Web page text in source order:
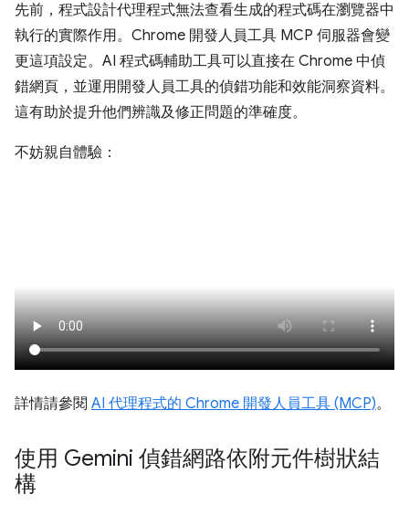
先前，程式設計代理程式無法查看生成的程式碼在瀏覽器中
執行的實際作用。Chrome 開發人員工具 MCP 伺服器會變
更這項設定。AI 程式碼輔助工具可以直接在 Chrome 中偵
錯網頁，並運用開發人員工具的偵錯功能和效能洞察資料。
這有助於提升他們辨識及修正問題的準確度。
不妨親自體驗：
詳情請參閱 AI 代理程式的 Chrome 開發人員工具 (MCP)。
使用 Gemini 偵錯網路依附元件樹狀結
構